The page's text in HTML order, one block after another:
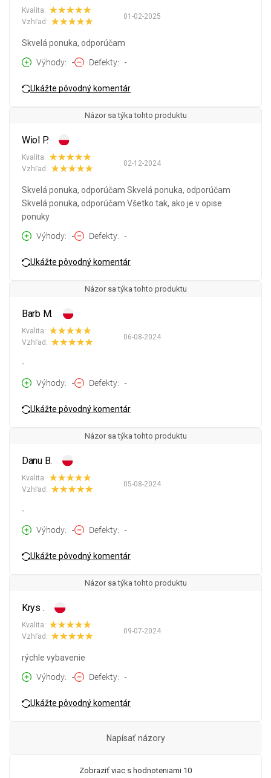
01-02-2025
Kvalita:
Vzhľad:
Skvelá ponuka, odporúčam
Výhody
- Defekty -
Ukážte pôvodný komentár
Názor sa týka tohto produktu
Wiol P.
02-12-2024
Kvalita:
Vzhľad:
Skvelá ponuka, odporúčam Skvelá ponuka, odporúčam
Skvelá ponuka, odporúčam Všetko tak, ako je v opise
ponuky
Výhody
- Defekty -
Ukážte pôvodný komentár
Názor sa týka tohto produktu
Barb M.
06-08-2024
Kvalita:
Vzhľad:
-
Výhody
- Defekty -
Ukážte pôvodný komentár
Názor sa týka tohto produktu
Danu B.
05-08-2024
Kvalita:
Vzhľad:
-
Výhody
- Defekty -
Ukážte pôvodný komentár
Názor sa týka tohto produktu
Krys .
09-07-2024
Kvalita:
Vzhľad:
rýchle vybavenie
Výhody
- Defekty -
Ukážte pôvodný komentár
Zobraziť viac s hodnoteniami 10
Napísať názory